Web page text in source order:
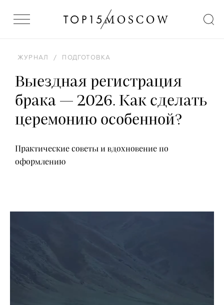
ЖУРНАЛ / ПОДГОТОВКА
Выездная регистрация
брака — 2026. Как сделать
церемонию особенной?
Практические советы и вдохновение по
оформлению